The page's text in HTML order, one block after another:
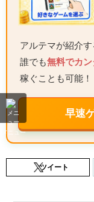
アルテマが紹介
誰でも無料でカ
稼ぐことも可能！
早速
ツイート
メニュー